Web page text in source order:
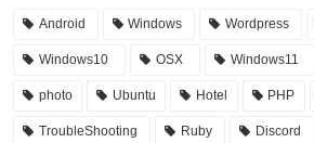
Android Windows Wordpress
Windows10 OSX Windows11
photo Ubuntu Hotel PHP
TroubleShooting Ruby Discord